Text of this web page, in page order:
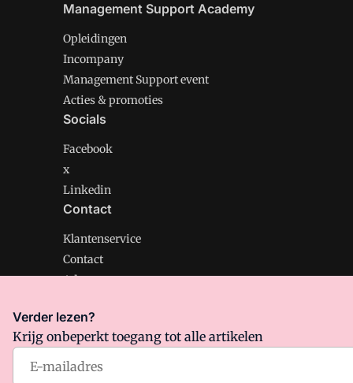
Management Support Academy
Opleidingen
Incompany
Management Support event
Acties & promoties
Socials
Facebook
x
Linkedin
Contact
Klantenservice
Contact
Adverteren
Management Support is onderdeel van VMN media.
Algemene Voorwaarden
Verder lezen?
Krijg onbeperkt toegang tot alle artikelen